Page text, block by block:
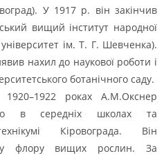
У 1917 р. він закінчив
вищий інститут народної
ім. Т. Г. Шевченка).
нахил до наукової роботи і
ботанічного саду.
роках А.М.Окснер
в середніх школах та
Кіровограда. Він
флору вищих рослин. За